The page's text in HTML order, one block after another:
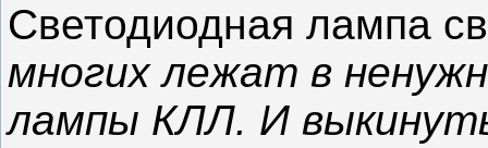
Светодиодная лампа
многих лежат в
лампы КЛЛ. И